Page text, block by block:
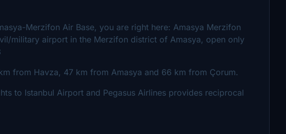
Merzifon Air Base, you are right here: Amasya Merzifon
military airport in the Merzifon district of Amasya, open only
from Havza, 47 km from Amasya and 66 km from Çorum.
to Istanbul Airport and Pegasus Airlines provides reciprocal